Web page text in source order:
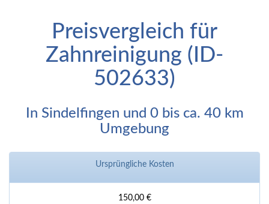
Preisvergleich für
Zahnreinigung (ID-
502633)
In Sindelfingen und 0 bis ca. 40 km
Umgebung
Ursprüngliche Kosten
150,00 €